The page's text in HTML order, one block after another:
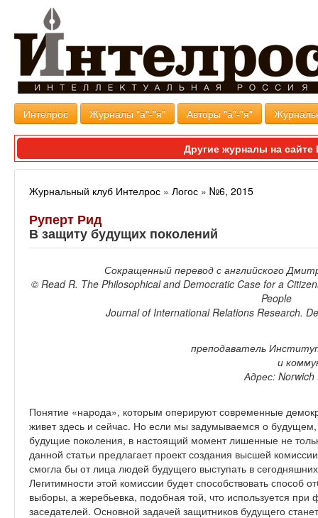
Интелрос Журналы "а"-"я" Авторы "а"-"я"
Другие журналы на
Журнальный клуб Интелрос » Логос » №6, 2015
Руперт Рид
В защиту будущих поколений
Сокращенный перевод с английского
© Read R. The Philosophical and Democratic Case for a
People
Journal of International Relations Research.
преподаватель
и
Адрес: Norwich
Понятие «народа», которым оперируют современные
живет здесь и сейчас. Но если мы задумываемся о
будущие поколения, в настоящий момент лишенные не
данной статьи предлагает проект создания высшей
смогла бы от лица людей будущего выступать в
Легитимности этой комиссии будет способствовать способ
выборы, а жеребьевка, подобная той, что используется
заседателей. Основной задачей защитников будущего